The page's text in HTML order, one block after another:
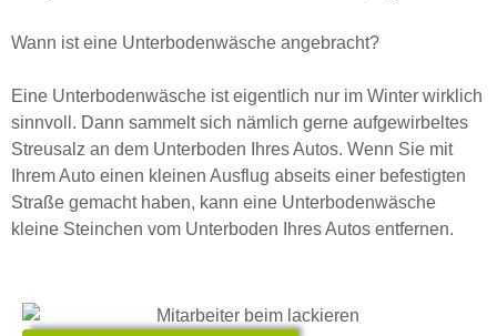
Wann ist eine Unterbodenwäsche angebracht?
Eine Unterbodenwäsche ist eigentlich nur im Winter wirklich
sinnvoll. Dann sammelt sich nämlich gerne aufgewirbeltes
Streusalz an dem Unterboden Ihres Autos. Wenn Sie mit
Ihrem Auto einen kleinen Ausflug abseits einer befestigten
Straße gemacht haben, kann eine Unterbodenwäsche
kleine Steinchen vom Unterboden Ihres Autos entfernen.